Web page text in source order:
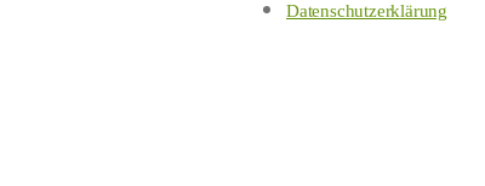
Datenschutzerklärung